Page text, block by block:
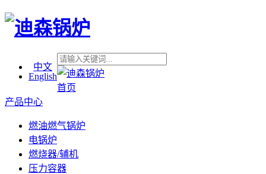
中文
English
首页
产品中心
燃油燃气锅炉
电锅炉
燃烧器/辅机
压力容器